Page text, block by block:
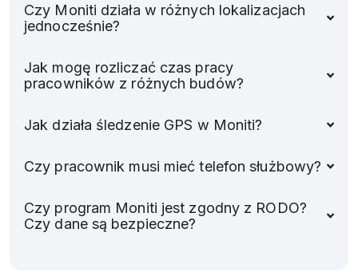
Czy Moniti działa w różnych lokalizacjach
jednocześnie?
Jak mogę rozliczać czas pracy
pracowników z różnych budów?
Jak działa śledzenie GPS w Moniti?
Czy pracownik musi mieć telefon służbowy?
Czy program Moniti jest zgodny z RODO?
Czy dane są bezpieczne?